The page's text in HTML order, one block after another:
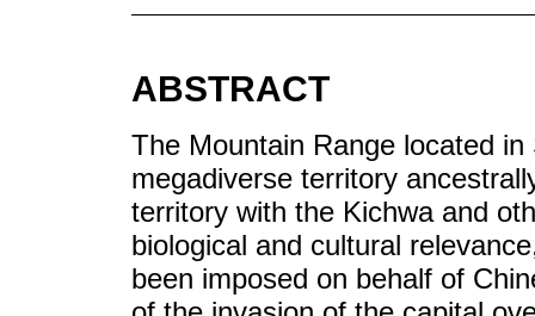
ABSTRACT
The Mountain Range located
megadiverse territory
territory with the Kichwa and
biological and cultural
been imposed on behalf of